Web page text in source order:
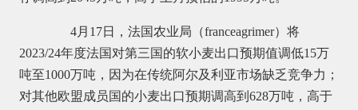
4月17日，法国农业局（franceagrimer）将
2023/24年度法国对第三国的软小麦出口预期值调低15万
吨至1000万吨，因为在传统阿尔及利亚市场缺乏竞争力；
对其他欧盟成员国的小麦出口预期调高到628万吨，高于